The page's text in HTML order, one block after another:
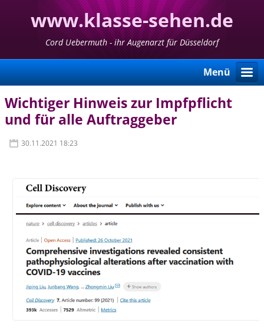
www.klasse-sehen.de
Cord Uebermuth - ihr Augenarzt für Düsseldorf
Menü
Wichtiger Hinweis zur Impfpflicht
und für alle Auftraggeber
30.11.2021 18:23